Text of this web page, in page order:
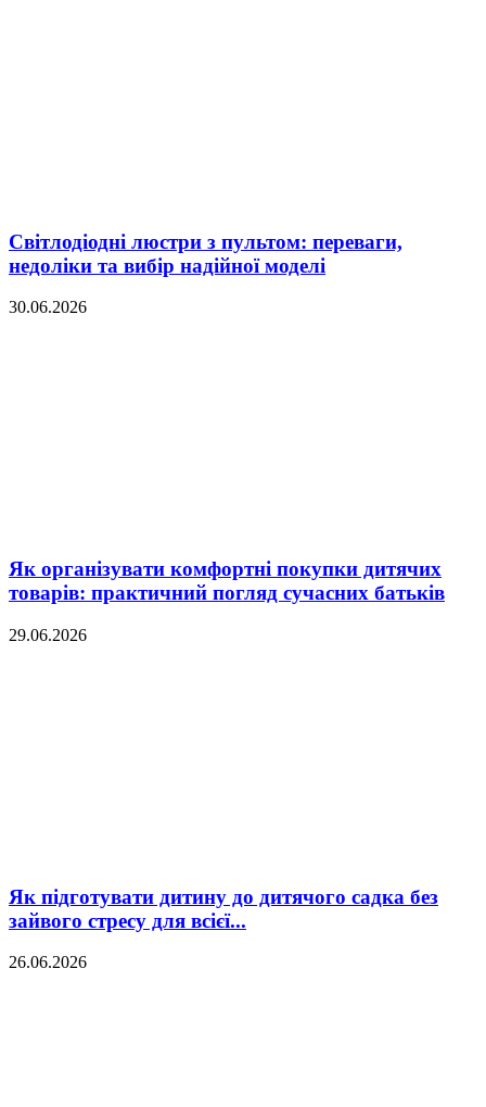
Світлодіодні люстри з пультом: переваги,
недоліки та вибір надійної моделі
30.06.2026
Як організувати комфортні покупки дитячих
товарів: практичний погляд сучасних батьків
29.06.2026
Як підготувати дитину до дитячого садка без
зайвого стресу для всієї...
26.06.2026